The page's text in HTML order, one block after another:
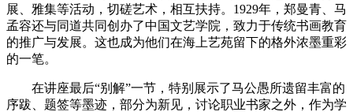
展、雅集等活动，切磋艺术，相互扶持。1929年，郑曼青、马
孟容还与同道共同创办了中国文艺学院，致力于传统书画教育
的推广与发展。这也成为他们在海上艺苑留下的格外浓墨重彩
的一笔。
在讲座最后“别解”一节，特别展示了马公愚所遗留丰富的
序跋、题签等墨迹，部分为新见，讨论职业书家之外，作为学